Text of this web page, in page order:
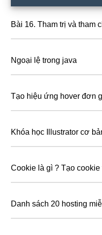
Bài 16. Tham trị và tham
Ngoại lệ trong java
Tạo hiệu ứng hover đơn
Khóa học Illustrator cơ
Cookie là gì ? Tạo
Danh sách 20 hosting